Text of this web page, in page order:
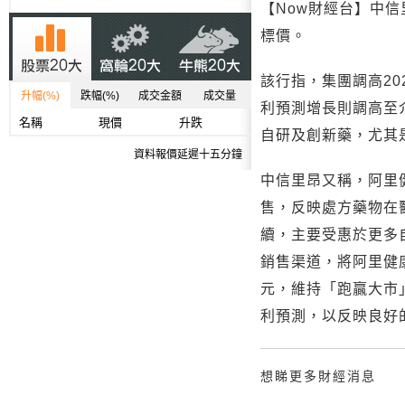
升幅(%) 跌幅(%) 成交金額 成交量
名稱 現價 升跌
資料報價延遲十五分鐘
【Now財經台】中
標價。
該行指，集團調高
利預測增長則調高
自研及創新藥，尤
中信里昂又稱，阿里
售，反映處方藥物在
續，主要受惠於更多
銷售渠道，將阿里
元，維持「跑贏大市
利預測，以反映良好
想睇更多財經消息